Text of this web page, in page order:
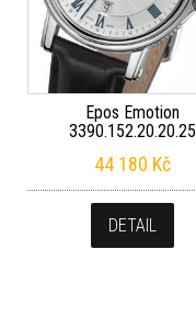
Epos Emotion
3390.152.20.20.25
44 180 Kč
DETAIL